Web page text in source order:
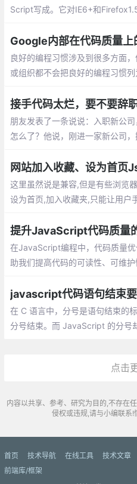
Script写成。它对IE6+和
Google内部在代码质量上
良好的编程习惯涉及到很多方面
或组织都不会把良好的编程习惯
义，前者的意义在于可以让代码更
接手代码太烂，要不要辞职
朋友发表了一条说说：入职新公
怎么了？他说，刚进一家新公司
网站加入收藏、设为首页
这里虽然说是兼容,但是有些浏览
设为首页,加入收藏夹,只能让用户
提升JavaScript代码质量
在JavaScript编程中，代码质量
助我们提高代码的可读性、可维
代码更加优雅。
javascript代码语句结束要
在 C 语言中，分号是语句结束的
分号结束。而 JavaScript 的分号
点击
内容以共享、参考、研究为目的,不存在
侵权或违规,请与小编联系
首页 技术导航 在线工具 技术文章
前端库/框架